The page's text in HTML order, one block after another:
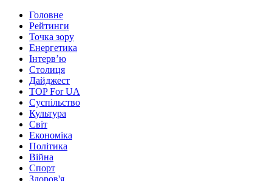
Головне
Рейтинги
Точка зору
Енергетика
Інтерв’ю
Столиця
Дайджест
TOP For UA
Суспiльство
Культура
Світ
Економіка
Політика
Війна
Спорт
Здоров'я